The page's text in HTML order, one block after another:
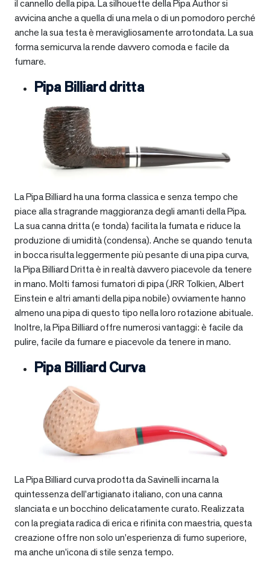
il cannello della pipa. La silhouette della Pipa Author si
avvicina anche a quella di una mela o di un pomodoro perché
anche la sua testa è meravigliosamente arrotondata. La sua
forma semicurva la rende davvero comoda e facile da
fumare.
Pipa Billiard dritta
La Pipa Billiard ha una forma classica e senza tempo che
piace alla stragrande maggioranza degli amanti della Pipa.
La sua canna dritta (e tonda) facilita la fumata e riduce la
produzione di umidità (condensa). Anche se quando tenuta
in bocca risulta leggermente più pesante di una pipa curva,
la Pipa Billiard Dritta è in realtà davvero piacevole da tenere
in mano. Molti famosi fumatori di pipa (JRR Tolkien, Albert
Einstein e altri amanti della pipa nobile) ovviamente hanno
almeno una pipa di questo tipo nella loro rotazione abituale.
Inoltre, la Pipa Billiard offre numerosi vantaggi: è facile da
pulire, facile da fumare e piacevole da tenere in mano.
Pipa Billiard Curva
La Pipa Billiard curva prodotta da Savinelli incarna la
quintessenza dell’artigianato italiano, con una canna
slanciata e un bocchino delicatamente curato. Realizzata
con la pregiata radica di erica e rifinita con maestria, questa
creazione offre non solo un’esperienza di fumo superiore,
ma anche un’icona di stile senza tempo.